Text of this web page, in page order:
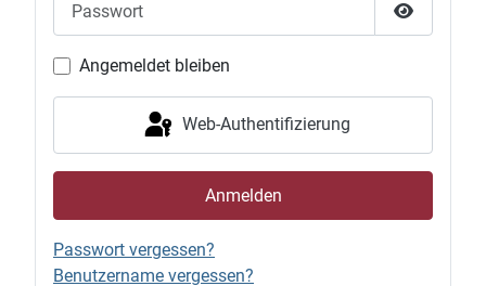
Passwort
Angemeldet bleiben
Web-Authentifizierung
Anmelden
Passwort vergessen?
Benutzername vergessen?